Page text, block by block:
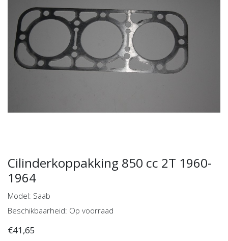
Cilinderkoppakking 850 cc 2T 1960-
1964
Model: Saab
Beschikbaarheid: Op voorraad
€41,65